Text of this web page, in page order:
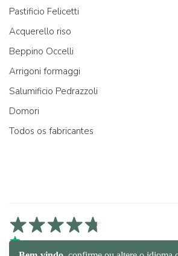
Pastificio Felicetti
Acquerello riso
Beppino Occelli
Arrigoni formaggi
Salumificio Pedrazzoli
Domori
Todos os fabricantes
4,7/5 na Trustpilot